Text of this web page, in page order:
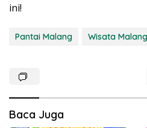
ini!
Pantai Malang Wisata Malang
Baca Juga